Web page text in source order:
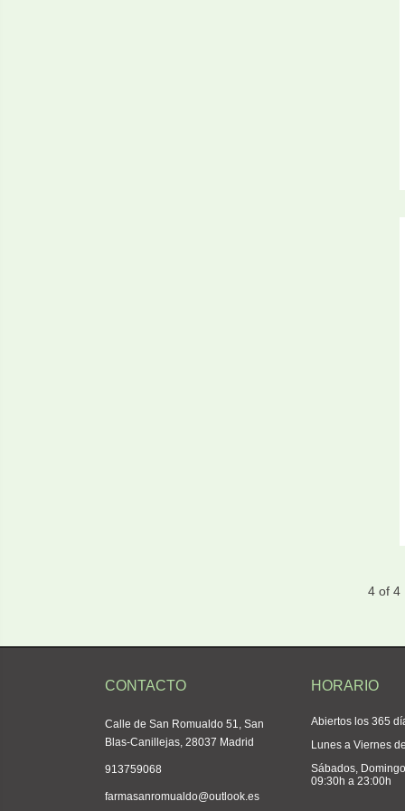
4 of 4
CONTACTO
Calle de San Romualdo 51, San
Blas-Canillejas, 28037 Madrid
913759068
farmasanromualdo@outlook.es
HORARIO
Abiertos los 365
Lunes a Viernes
Sábados,
09:30h a 23:00h